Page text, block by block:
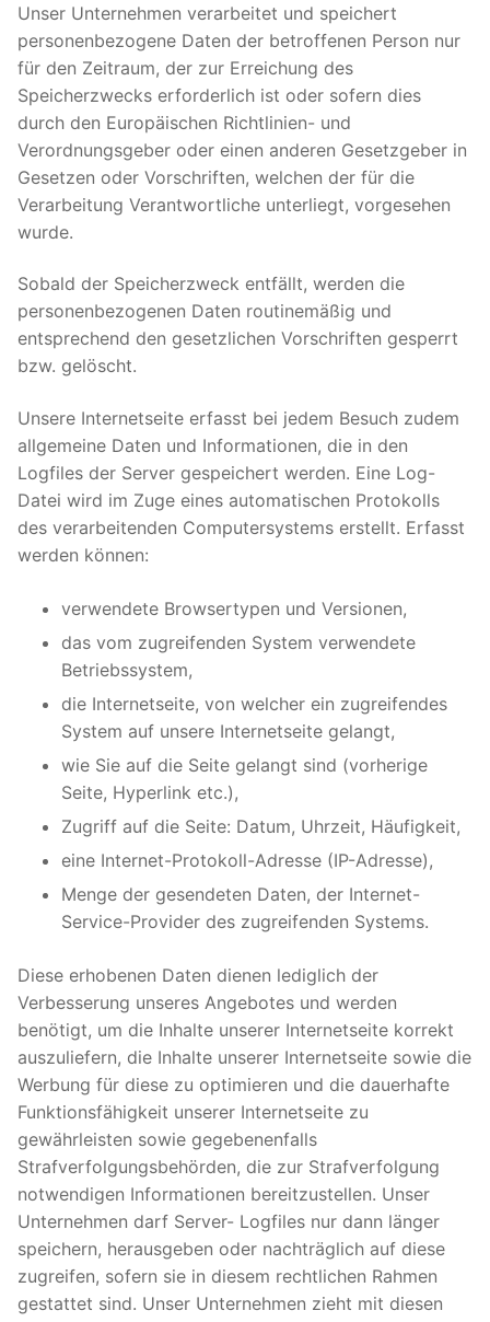
Unser Unternehmen verarbeitet und speichert
personenbezogene Daten der betroffenen Person nur
für den Zeitraum, der zur Erreichung des
Speicherzwecks erforderlich ist oder sofern dies
durch den Europäischen Richtlinien- und
Verordnungsgeber oder einen anderen Gesetzgeber in
Gesetzen oder Vorschriften, welchen der für die
Verarbeitung Verantwortliche unterliegt, vorgesehen
wurde.
Sobald der Speicherzweck entfällt, werden die
personenbezogenen Daten routinemäßig und
entsprechend den gesetzlichen Vorschriften gesperrt
bzw. gelöscht.
Unsere Internetseite erfasst bei jedem Besuch zudem
allgemeine Daten und Informationen, die in den
Logfiles der Server gespeichert werden. Eine Log-
Datei wird im Zuge eines automatischen Protokolls
des verarbeitenden Computersystems erstellt. Erfasst
werden können:
verwendete Browsertypen und Versionen,
das vom zugreifenden System verwendete
Betriebssystem,
die Internetseite, von welcher ein zugreifendes
System auf unsere Internetseite gelangt,
wie Sie auf die Seite gelangt sind (vorherige
Seite, Hyperlink etc.),
Zugriff auf die Seite: Datum, Uhrzeit, Häufigkeit,
eine Internet-Protokoll-Adresse (IP-Adresse),
Menge der gesendeten Daten, der Internet-
Service-Provider des zugreifenden Systems.
Diese erhobenen Daten dienen lediglich der
Verbesserung unseres Angebotes und werden
benötigt, um die Inhalte unserer Internetseite korrekt
auszuliefern, die Inhalte unserer Internetseite sowie die
Werbung für diese zu optimieren und die dauerhafte
Funktionsfähigkeit unserer Internetseite zu
gewährleisten sowie gegebenenfalls
Strafverfolgungsbehörden, die zur Strafverfolgung
notwendigen Informationen bereitzustellen. Unser
Unternehmen darf Server- Logfiles nur dann länger
speichern, herausgeben oder nachträglich auf diese
zugreifen, sofern sie in diesem rechtlichen Rahmen
gestattet sind. Unser Unternehmen zieht mit diesen